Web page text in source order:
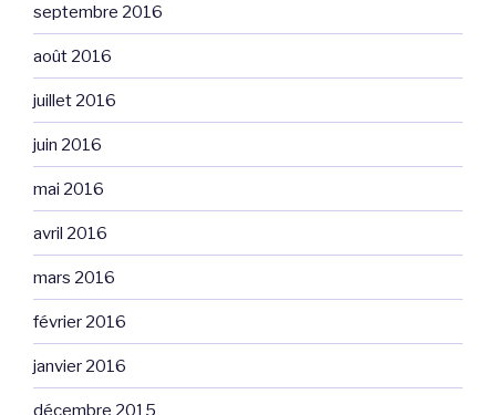
septembre 2016
août 2016
juillet 2016
juin 2016
mai 2016
avril 2016
mars 2016
février 2016
janvier 2016
décembre 2015